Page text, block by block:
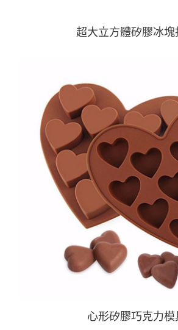
超大立方體矽膠冰塊
心形矽膠巧克力模